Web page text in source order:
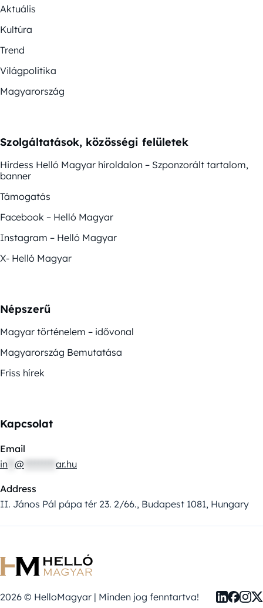
Aktuális
Kultúra
Trend
Világpolitika
Magyarország
Szolgáltatások, közösségi felületek
Hirdess Helló Magyar híroldalon – Szponzorált tartalom,
banner
Támogatás
Facebook – Helló Magyar
Instagram – Helló Magyar
X- Helló Magyar
Népszerű
Magyar történelem – idővonal
Magyarország Bemutatása
Friss hírek
Kapcsolat
Email
in @ ar.hu
Address
II. János Pál pápa tér 23. 2/66., Budapest 1081, Hungary
2026 © HelloMagyar | Minden jog fenntartva!